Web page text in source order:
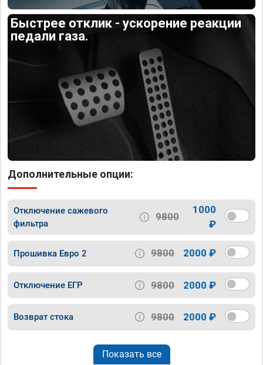
Быстрее отклик - ускорение реакции
педали газа.
Дополнительные опции:
Отключение сажевого
фильтра
9800
1000
₽
Прошивка Евро 2 9800 2000 ₽
Отключение ЕГР 9800 2000 ₽
Возврат стока 9800 2000 ₽
Показать все